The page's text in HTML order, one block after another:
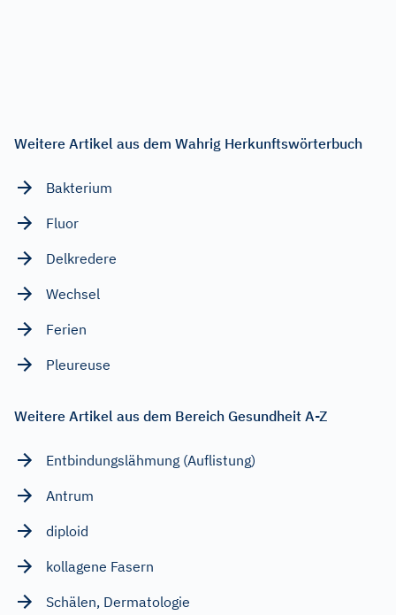
Weitere Artikel aus dem Wahrig Herkunftswörterbuch
Bakterium
Fluor
Delkredere
Wechsel
Ferien
Pleureuse
Weitere Artikel aus dem Bereich Gesundheit A-Z
Entbindungslähmung (Auflistung)
Antrum
diploid
kollagene Fasern
Schälen, Dermatologie